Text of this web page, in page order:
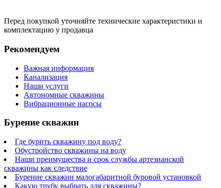
Перед покупкой уточняйте технические характеристики и
комплектацию у продавца
Рекомендуем
Важная информация
Канализация
Наши услуги
Автономные скважины
Вибрационные насосы
Бурение скважин
Где бурить скважину под воду?
Обустройство скважины на воду
Наши преимущества и срок службы артезианской
скважины как следствие
Бурение скважин малогабаритной буровой установкой
Какую трубу выбрать для скважины?